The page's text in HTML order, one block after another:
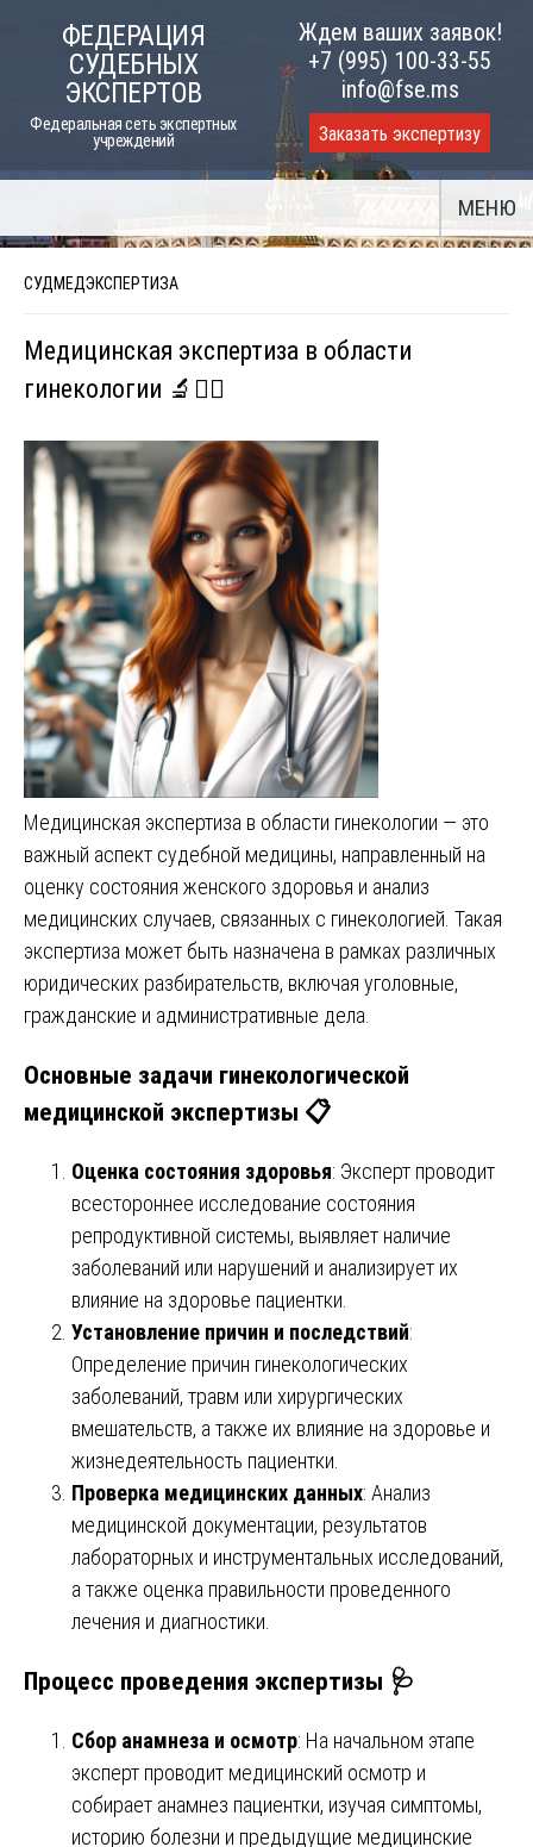
ФЕДЕРАЦИЯ
СУДЕБНЫХ
ЭКСПЕРТОВ
Федеральная сеть экспертных
учреждений
Ждем ваших заявок!
+7 (995) 100-33-55
info@fse.ms
Заказать экспертизу
МЕНЮ
СУДМЕДЭКСПЕРТИЗА
Медицинская экспертиза в области
гинекологии 🔬👩‍⚕️
Медицинская экспертиза в области гинекологии — это
важный аспект судебной медицины, направленный на
оценку состояния женского здоровья и анализ
медицинских случаев, связанных с гинекологией. Такая
экспертиза может быть назначена в рамках различных
юридических разбирательств, включая уголовные,
гражданские и административные дела.
Основные задачи гинекологической
медицинской экспертизы 📋
Оценка состояния здоровья: Эксперт проводит
всестороннее исследование состояния
репродуктивной системы, выявляет наличие
заболеваний или нарушений и анализирует их
влияние на здоровье пациентки.
Установление причин и последствий:
Определение причин гинекологических
заболеваний, травм или хирургических
вмешательств, а также их влияние на здоровье и
жизнедеятельность пациентки.
Проверка медицинских данных: Анализ
медицинской документации, результатов
лабораторных и инструментальных исследований,
а также оценка правильности проведенного
лечения и диагностики.
Процесс проведения экспертизы 🩺
Сбор анамнеза и осмотр: На начальном этапе
эксперт проводит медицинский осмотр и
собирает анамнез пациентки, изучая симптомы,
историю болезни и предыдущие медицинские